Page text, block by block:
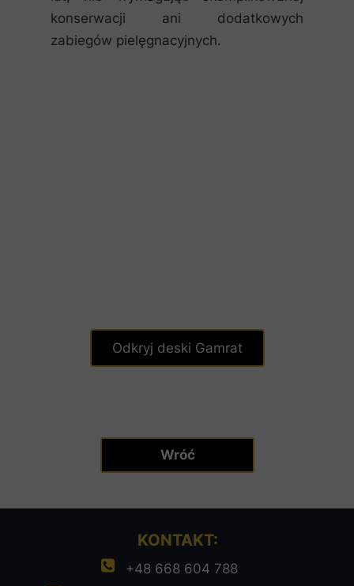
Wróć
Odkryj deski Gamrat
konserwacji ani dodatkowych
zabiegów pielęgnacyjnych.
KONTAKT:
+48 668 604 788